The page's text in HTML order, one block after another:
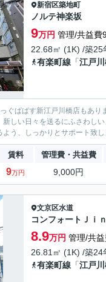
新宿区築地町
ノルテ神楽坂
9万円 管理/共益費
22.68㎡ (1K) /築25
有楽町線 「江戸
ぐぱぱす新江戸川橋店もあ
しい日々を送るにふさわし
う、しっかりとサポート致
賃料 管理費・共益費
9万円 9,000円
文京区水道
コンフォートＪｉｎ
8.9万円 管理/共
26.81㎡ (1K) /築24
有楽町線 「江戸